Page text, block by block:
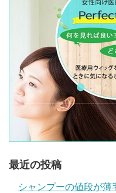
最近の投稿
シャンプーの値段が